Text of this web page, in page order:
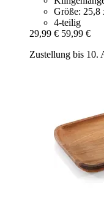
Größe: 25,8
4-teilig
29,99 € 59,99 €
Zustellung bis 10.